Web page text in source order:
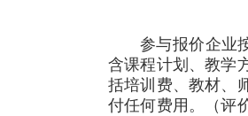
参与报价企业
含课程计划、教学
括培训费、教材、
付任何费用。（评